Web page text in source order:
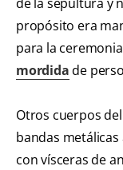
propósito era
para la
mordidade
Otros cuerpos
bandas
con vísceras de